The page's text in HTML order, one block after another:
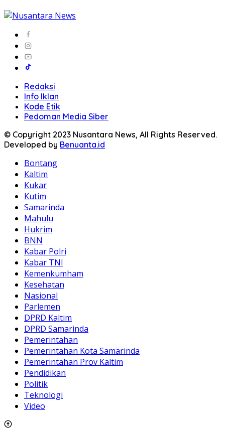
Redaksi
Info Iklan
Kode Etik
Pedoman Media Siber
© Copyright 2023 Nusantara News, All Rights Reserved.
Developed by Benuanta.id
Bontang
Kaltim
Kukar
Kutim
Samarinda
Mahulu
Hukrim
BNN
Kabar Polri
Kabar TNI
Kemenkumham
Kesehatan
Nasional
Parlemen
DPRD Kaltim
DPRD Samarinda
Pemerintahan
Pemerintahan Kota Samarinda
Pemerintahan Prov Kaltim
Pendidikan
Politik
Teknologi
Video